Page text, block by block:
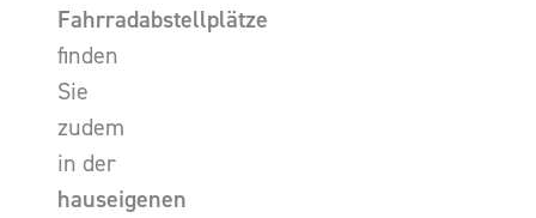
Fahrradabstellplätze
finden
Sie
zudem
in der
hauseigenen